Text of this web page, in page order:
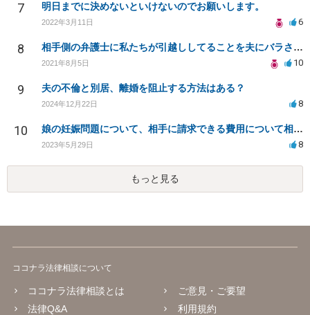
7 明日までに決めないといけないのでお願いします。
2022年3月11日 6
8 相手側の弁護士に私たちが引越ししてることを夫にバラされました。
2021年8月5日 10
9 夫の不倫と別居、離婚を阻止する方法はある？
2024年12月22日 8
10 娘の妊娠問題について、相手に請求できる費用について相談したい
2023年5月29日 8
もっと見る
ココナラ法律相談について
ココナラ法律相談とは
法律Q&A
ご意見・ご要望
利用規約